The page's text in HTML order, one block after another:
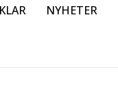
NYHETER